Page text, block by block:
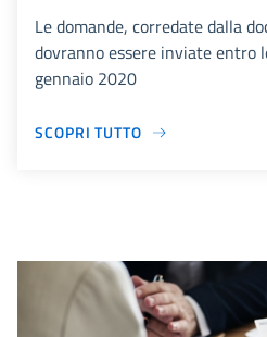
Le domande, corredate dalla
dovranno essere inviate entro
gennaio 2020
SCOPRI TUTTO